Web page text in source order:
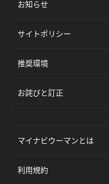
お知らせ
サイトポリシー
推奨環境
お詫びと訂正
マイナビウーマンとは
利用規約